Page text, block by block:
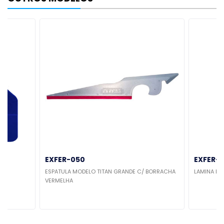
EXFER-050
ESPATULA MODELO TITAN GRANDE C/ BORRACHA
VERMELHA
EXFER-
LAMINA